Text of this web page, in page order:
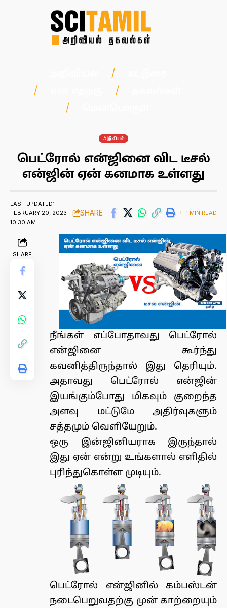
அறிவியல்
பெட்ரோல் என்ஜினை விட டீசல்
என்ஜின் ஏன் கனமாக உள்ளது
LAST UPDATED:
FEBRUARY 20, 2023
10:30 AM
SHARE 1 MIN READ
SHARE
நீங்கள் எப்போதாவது பெட்ரோல்
என்ஜினை கூர்ந்து
கவனித்திருந்தால் இது தெரியும்.
அதாவது பெட்ரோல் என்ஜின்
இயங்கும்போது மிகவும் குறைந்த
அளவு மட்டுமே அதிர்வுகளும்
சத்தமும் வெளியேறும்.
ஒரு இன்ஜினியராக இருந்தால்
இது ஏன் என்று உங்களால் எளிதில்
புரிந்துகொள்ள முடியும்.
பெட்ரோல் என்ஜினில் கம்பஸ்டன்
நடைபெறுவதற்கு முன் காற்றையும்